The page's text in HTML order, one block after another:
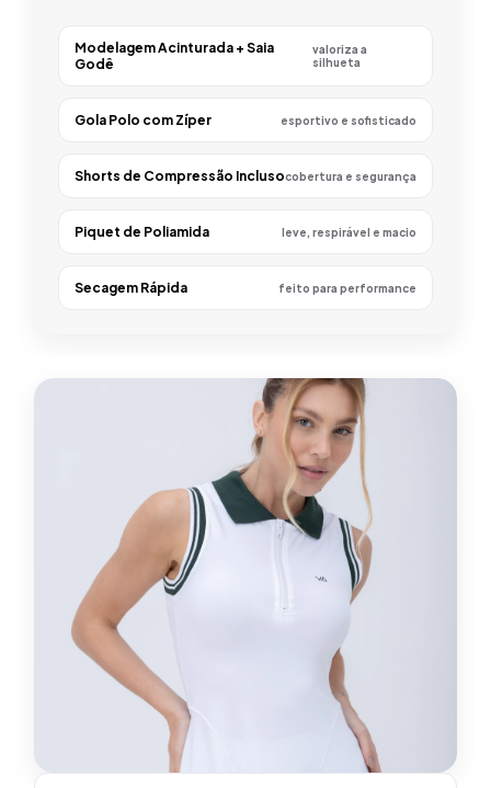
Modelagem Acinturada + Saia
Godê
valoriza a
silhueta
Gola Polo com Zíper esportivo e sofisticado
Shorts de Compressão Inclusocobertura e segurança
Piquet de Poliamida leve, respirável e macio
Secagem Rápida feito para performance